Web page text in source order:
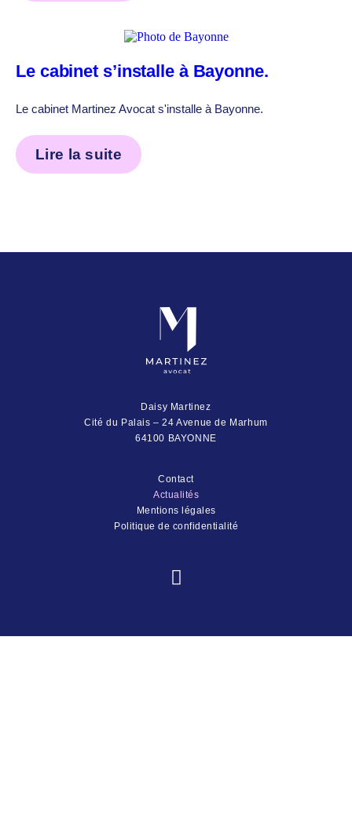
Le cabinet s’installe à Bayonne.
Le cabinet Martinez Avocat s'installe à Bayonne.
Lire la suite
Daisy Martinez
Cité du Palais – 24 Avenue de Marhum
64100 BAYONNE
Contact
Actualités
Mentions légales
Politique de confidentialité